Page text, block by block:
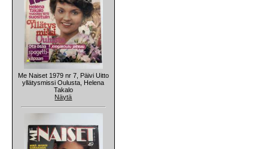
Me Naiset 1979 nr 7, Päivi Uitto
yllätysmissi Oulusta, Helena
Takalo
Näytä